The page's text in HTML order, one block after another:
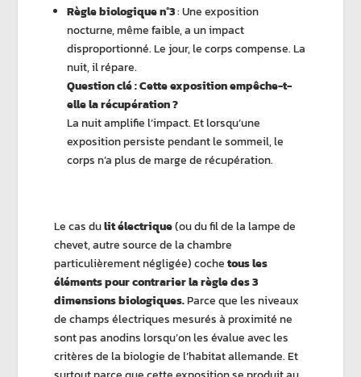
Règle biologique n°3: Une exposition
nocturne, même faible, a un impact
disproportionné. Le jour, le corps compense. La
nuit, il répare.
Question clé : Cette exposition empêche-t-
elle la récupération ?
La nuit amplifie l’impact. Et lorsqu’une
exposition persiste pendant le sommeil, le
corps n’a plus de marge de récupération.
Le cas dulit électrique(ou du fil de la lampe de
chevet, autre source de la chambre
particulièrement négligée) cochetous les
éléments pourcontrarier la règle des 3
dimensions biologiques.Parce que les niveaux
de champs électriques mesurés à proximité ne
sont pas anodins lorsqu’on les évalue avec les
critères de la biologie de l’habitat allemande. Et